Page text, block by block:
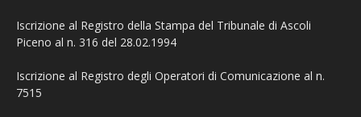
Iscrizione al Registro della Stampa del Tribunale di Ascoli
Piceno al n. 316 del 28.02.1994
Iscrizione al Registro degli Operatori di Comunicazione al n.
7515